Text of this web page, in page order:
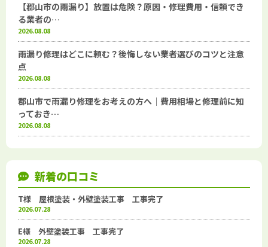
【郡山市の雨漏り】放置は危険？原因・修理費用・信頼でき
る業者の…
2026.08.08
雨漏り修理はどこに頼む？後悔しない業者選びのコツと注意
点
2026.08.08
郡山市で雨漏り修理をお考えの方へ｜費用相場と修理前に知
っておき…
2026.08.08
新着の口コミ
T様 屋根塗装・外壁塗装工事 工事完了
2026.07.28
E様 外壁塗装工事 工事完了
2026.07.28